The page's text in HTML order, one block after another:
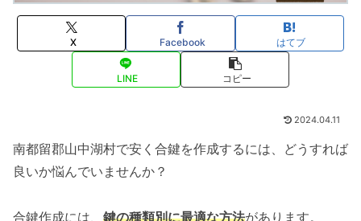
X Facebook はてブ
LINE コピー
2024.04.11
南都留郡山中湖村で安く合鍵を作成するには、どうすれば
良いか悩んでいませんか？
合鍵作成には、 鍵の種類別に最適な方法があります。